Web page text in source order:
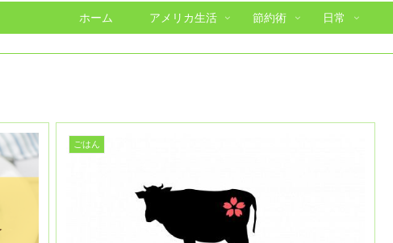
ホーム アメリカ生活 節約術 日常
ごはん